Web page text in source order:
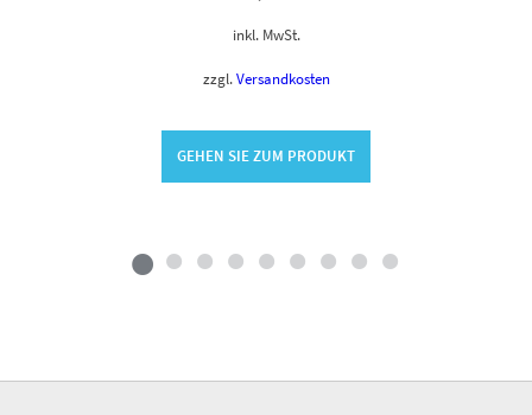
inkl. MwSt.
zzgl. Versandkosten
GEHEN SIE ZUM PRODUKT